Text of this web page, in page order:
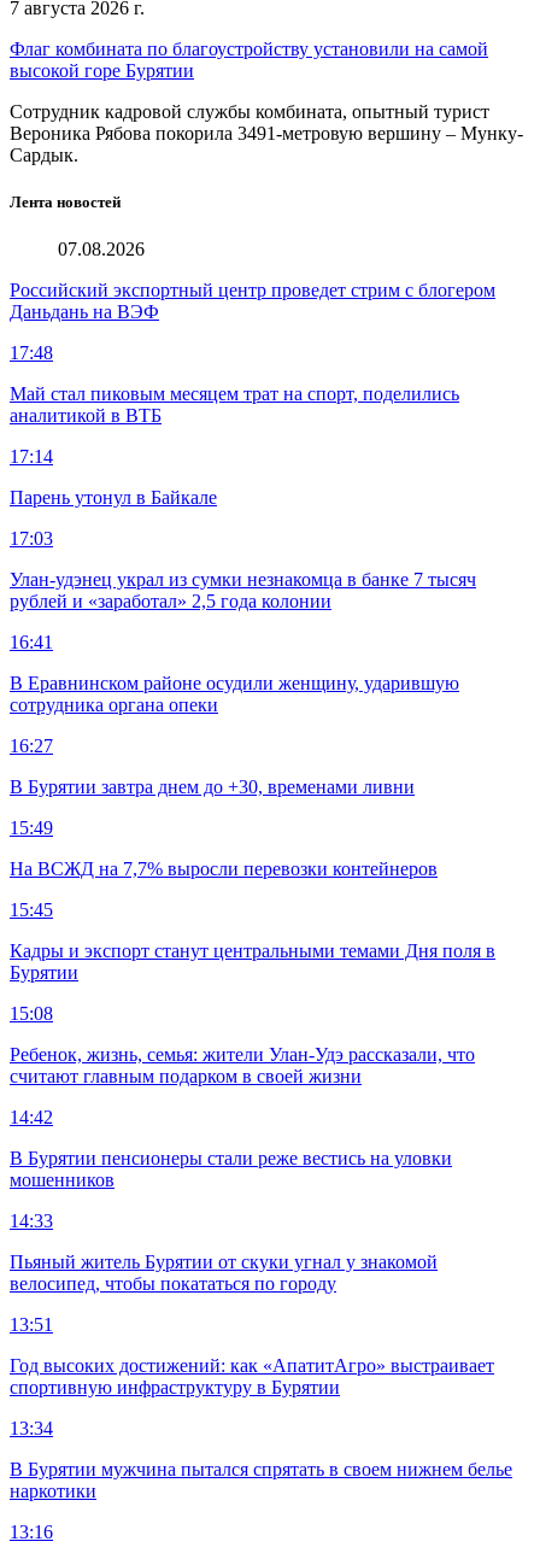
7 августа 2026 г.
Флаг комбината по благоустройству установили на самой
высокой горе Бурятии
Сотрудник кадровой службы комбината, опытный турист
Вероника Рябова покорила 3491-метровую вершину – Мунку-
Сардык.
Лента новостей
07.08.2026
Российский экспортный центр проведет стрим с блогером
Даньдань на ВЭФ
17:48
Май стал пиковым месяцем трат на спорт, поделились
аналитикой в ВТБ
17:14
Парень утонул в Байкале
17:03
Улан-удэнец украл из сумки незнакомца в банке 7 тысяч
рублей и «заработал» 2,5 года колонии
16:41
В Еравнинском районе осудили женщину, ударившую
сотрудника органа опеки
16:27
В Бурятии завтра днем до +30, временами ливни
15:49
На ВСЖД на 7,7% выросли перевозки контейнеров
15:45
Кадры и экспорт станут центральными темами Дня поля в
Бурятии
15:08
Ребенок, жизнь, семья: жители Улан-Удэ рассказали, что
считают главным подарком в своей жизни
14:42
В Бурятии пенсионеры стали реже вестись на уловки
мошенников
14:33
Пьяный житель Бурятии от скуки угнал у знакомой
велосипед, чтобы покататься по городу
13:51
Год высоких достижений: как «АпатитАгро» выстраивает
спортивную инфраструктуру в Бурятии
13:34
В Бурятии мужчина пытался спрятать в своем нижнем белье
наркотики
13:16